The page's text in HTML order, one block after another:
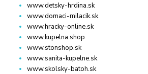
www.detsky-hrdina.sk
www.domaci-milacik.sk
www.hracky-online.sk
www.kupelna.shop
www.stonshop.sk
www.sanita-kupelne.sk
www.skolsky-batoh.sk